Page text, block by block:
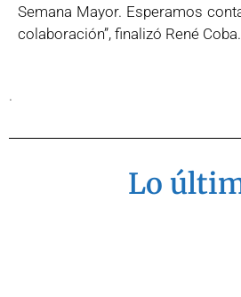
Semana Mayor. Esperamos
colaboración”, finalizó René Coba.
.
Lo